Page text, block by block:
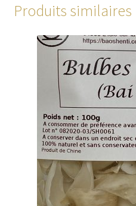
Produits similaires